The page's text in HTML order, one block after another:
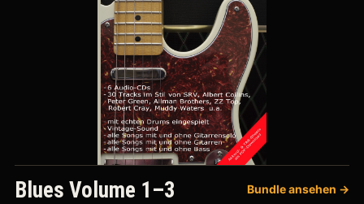
Blues Volume 1–3 Bundle ansehen →